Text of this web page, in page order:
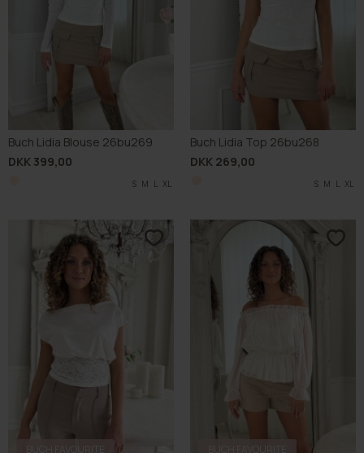
Buch Lidia Blouse 26bu269
DKK 399,00
S M L XL
Buch Lidia Top 26bu268
DKK 269,00
S M L XL